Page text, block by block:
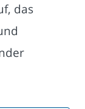
das